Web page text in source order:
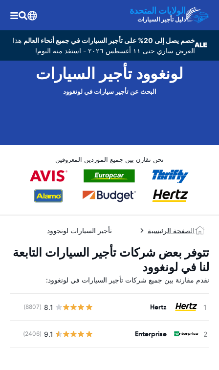
الولايات المتحدة
دليل تأجير السيارات
خصم يصل إلى 20% على تأجير السيارات في جميع أنحاء العالم
هذا
العرض ساري حتى ١١ أغسطس ٢٠٢٦ - استفد منه اليوم!
لونغوود تأجير السيارات
البحث عن تأجير سيارات في لونغوود
نحن نقارن بين جميع الموردين المعروفين
الصفحة الرئيسية تأجير السيارات لونجوود
تتوفر بعض شركات تأجير السيارات التابعة
لنا في لونغوود
نقدم مقارنة بين جميع شركات تأجير السيارات في لونغوود:
Hertz
8.1
(8807)
Enterprise
9.1
(2406)